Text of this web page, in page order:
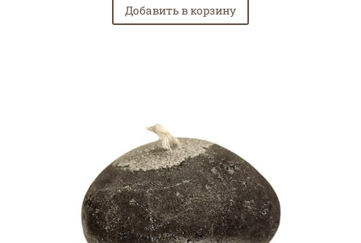
Добавить в корзину